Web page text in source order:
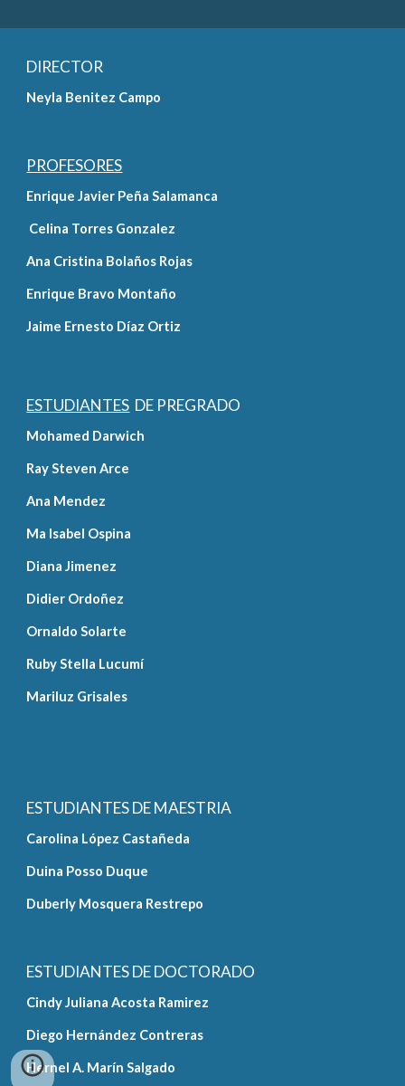
DIRECTOR
Neyla Benitez Campo
PROFESORES
Enrique Javier Peña Salamanca
Celina Torres Gonzalez
Ana Cristina Bolaños Rojas
Enrique Bravo Montaño
Jaime Ernesto Díaz Ortiz
ESTUDIANTES
  DE PREGRADO
Mohamed Darwich
Ray Steven Arce
Ana Mendez
Ma Isabel Ospina
Diana Jimenez
Didier Ordoñez
Ornaldo Solarte
Ruby Stella Lucumí
Mariluz Grisales
ESTUDIANTES DE MAESTRIA
Carolina López Castañeda
Duina Posso Duque
Duberly Mosquera Restrepo
ESTUDIANTES DE DOCTORADO
Cindy Juliana Acosta Ramirez
Diego Hernández Contreras
Hernel A. Marín Salgado